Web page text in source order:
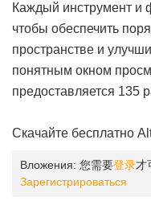
Каждый инструмент и
чтобы обеспечить
пространстве и
понятным окном
предоставляется 135
Скачайте бесплатно
Вложения: 您需要登录才
Зарегистрироваться